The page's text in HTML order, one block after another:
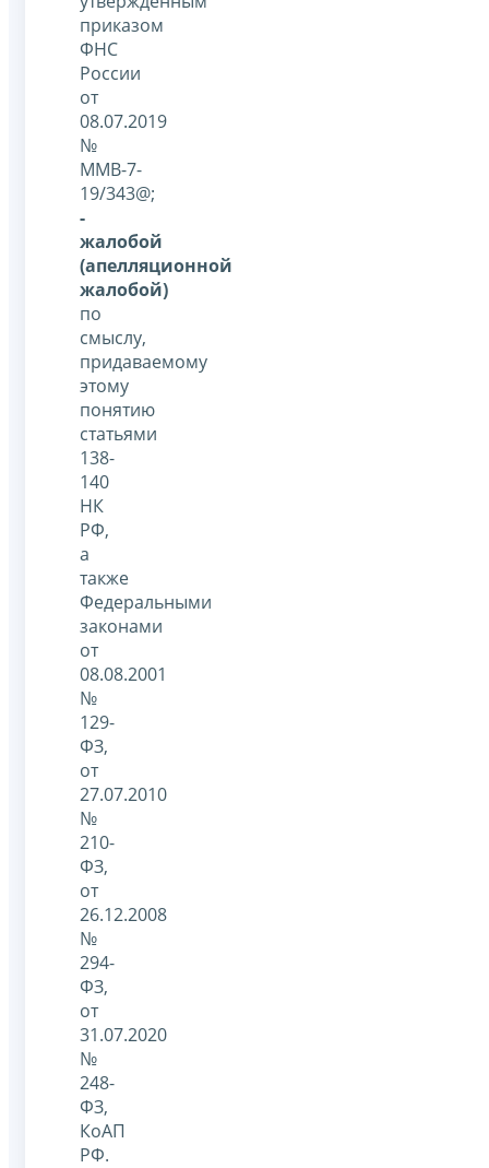
приказом
ФНС
России
от
08.07.2019
№
ММВ-7-
19/343@;
-
жалобой
(апелляционной
жалобой)
по
смыслу,
придаваемому
этому
понятию
статьями
138-
140
НК
РФ,
а
также
Федеральными
законами
от
08.08.2001
№
129-
ФЗ,
от
27.07.2010
№
210-
ФЗ,
от
26.12.2008
№
294-
ФЗ,
от
31.07.2020
№
248-
ФЗ,
КоАП
РФ.